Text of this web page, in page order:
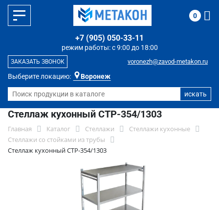
Выберите локацию: Воронеж
режим работы: с 9:00 до 18:00
+7 (905) 050-33-11
voronezh@zavod-metakon.ru
ЗАКАЗАТЬ ЗВОНОК
0
Стеллаж кухонный СТР-354/1303
Главная Каталог Стеллажи
Стеллажи кухонные
Стеллажи со стойками из трубы
Стеллаж кухонный СТР-354/1303